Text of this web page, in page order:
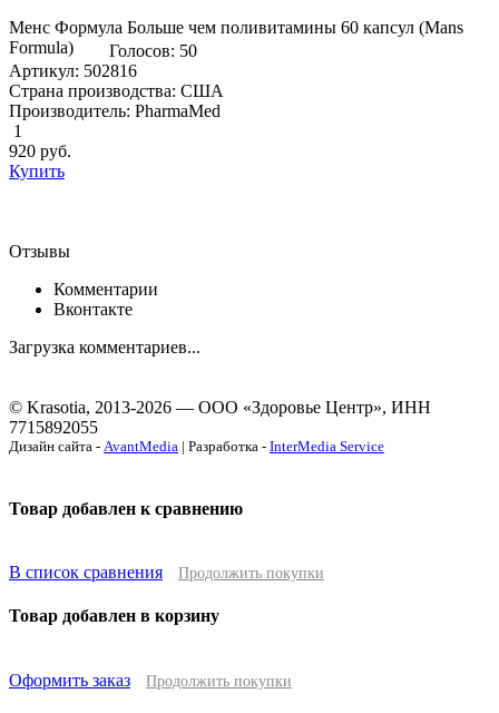
Менс Формула Больше чем поливитамины 60 капсул (Mans
Formula)
Голосов: 50
Артикул: 502816
Страна производства: США
Производитель: PharmaMed
1
920 руб.
Купить
Отзывы
Комментарии
Вконтакте
Загрузка комментариев...
© Krasotia, 2013-2026 — ООО «Здоровье Центр», ИНН
7715892055
Дизайн сайта - AvantMedia | Разработка - InterMedia Service
Товар добавлен к сравнению
В список сравнения Продолжить покупки
Товар добавлен в корзину
Оформить заказ Продолжить покупки